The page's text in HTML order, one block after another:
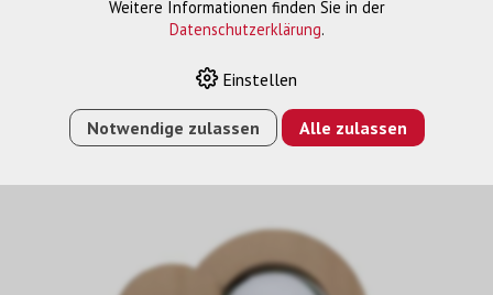
FTTH/NETZWERK
INHOUSE › INHOUSEKABEL, 4FS, 4X LC/APC, MINI-
BOBINE 60M
Weitere Informationen finden Sie in der
Datenschutzerklärung.
Einstellen
Notwendige zulassen Alle zulassen